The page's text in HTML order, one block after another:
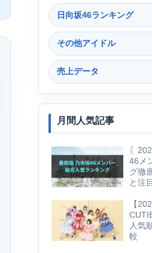
日向坂46ランキング
その他アイドル
売上データ
月間人気記事
〖
46メ
グ徹
と注
【
人気
較